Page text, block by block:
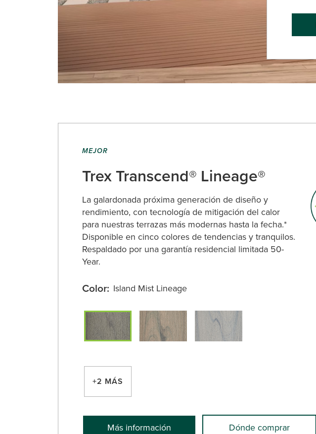
MEJOR
Trex Transcend® Lineage®
La galardonada próxima generación de diseño y
rendimiento, con tecnología de mitigación del calor
para nuestras terrazas más modernas hasta la fecha.*
Disponible en cinco colores de tendencias y tranquilos.
Respaldado por una garantía residencial limitada 50-
Year.
Color: Island Mist Lineage
+2 MÁS
Más información Dónde comprar